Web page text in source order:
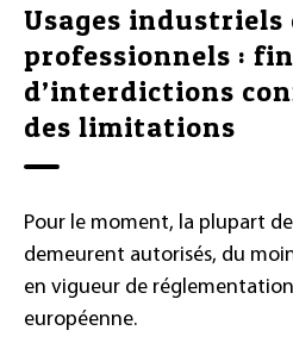
Usages industriels
professionnels :
d’interdictions
des limitations
Pour le moment, la plupart
demeurent autorisés, du
en vigueur de
européenne.